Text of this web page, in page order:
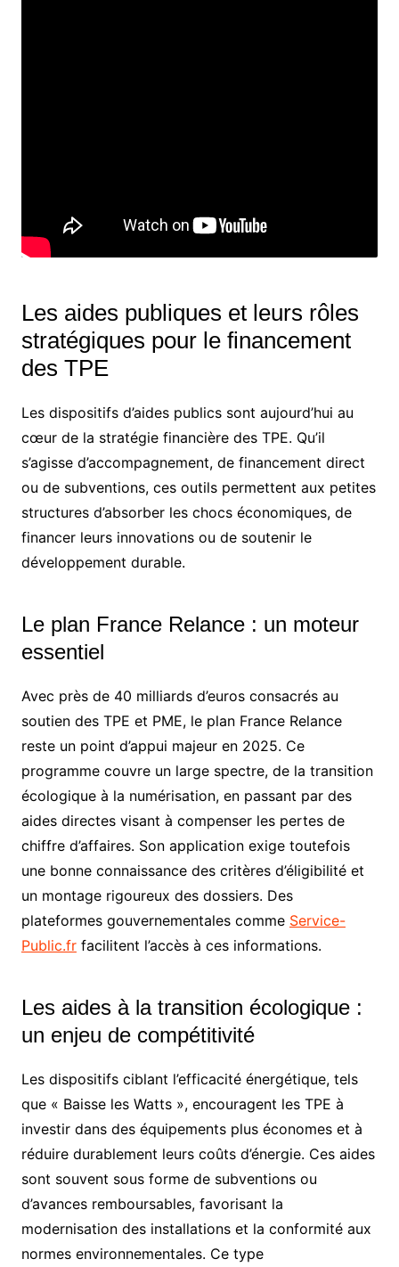
Les aides publiques et leurs rôles
stratégiques pour le financement
des TPE
Les dispositifs d’aides publics sont aujourd’hui au
cœur de la stratégie financière des TPE. Qu’il
s’agisse d’accompagnement, de financement direct
ou de subventions, ces outils permettent aux petites
structures d’absorber les chocs économiques, de
financer leurs innovations ou de soutenir le
développement durable.
Le plan France Relance : un moteur
essentiel
Avec près de 40 milliards d’euros consacrés au
soutien des TPE et PME, le plan France Relance
reste un point d’appui majeur en 2025. Ce
programme couvre un large spectre, de la transition
écologique à la numérisation, en passant par des
aides directes visant à compenser les pertes de
chiffre d’affaires. Son application exige toutefois
une bonne connaissance des critères d’éligibilité et
un montage rigoureux des dossiers. Des
plateformes gouvernementales comme Service-
Public.frfacilitent l’accès à ces informations.
Les aides à la transition écologique :
un enjeu de compétitivité
Les dispositifs ciblant l’efficacité énergétique, tels
que « Baisse les Watts », encouragent les TPE à
investir dans des équipements plus économes et à
réduire durablement leurs coûts d’énergie. Ces aides
sont souvent sous forme de subventions ou
d’avances remboursables, favorisant la
modernisation des installations et la conformité aux
normes environnementales. Ce type